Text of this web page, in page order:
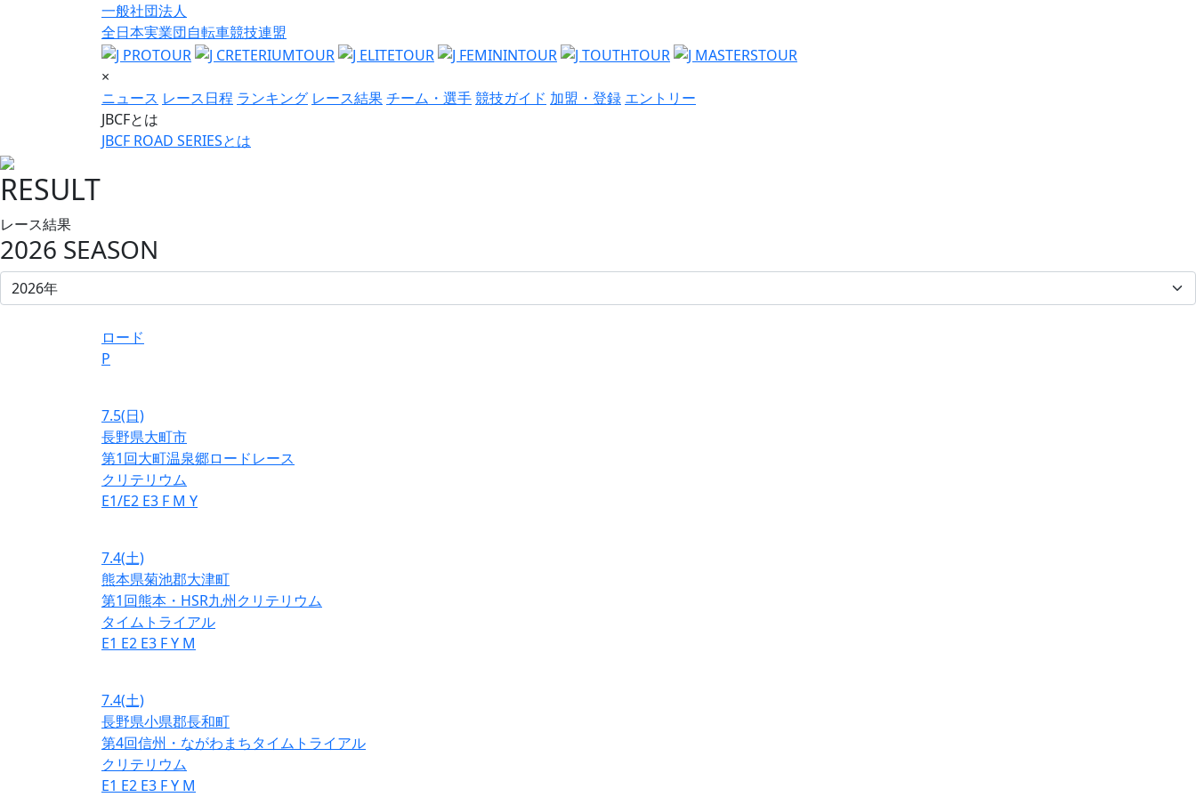
一般社団法人
全日本実業団自転車競技連盟
×
ニュース レース日程 ランキング レース結果チーム・選手競技ガイド 加盟・登録 エントリー
JBCFとは
JBCF ROAD SERIESとは
RESULT
レース結果
2026 SEASON
ロード
P
7.5(日)
長野県大町市
第1回大町温泉郷ロードレース
クリテリウム
E1/E2 E3 F M Y
7.4(土)
熊本県菊池郡大津町
第1回熊本・HSR九州クリテリウム
タイムトライアル
E1 E2 E3 FY M
7.4(土)
長野県小県郡長和町
第4回信州・ながわまちタイムトライアル
クリテリウム
E1 E2 E3 FY M